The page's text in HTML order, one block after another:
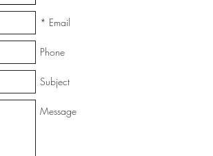
Email *
Phone
Subject
Message